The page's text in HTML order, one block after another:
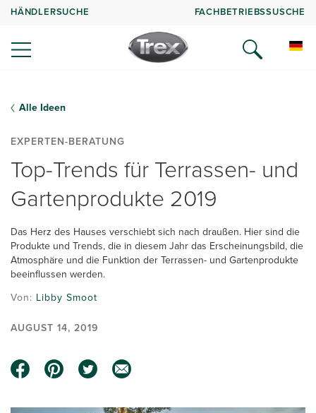
HÄNDLERSUCHE FACHBETRIEBSSUSCHE
Alle Ideen
EXPERTEN-BERATUNG
Top-Trends für Terrassen- und
Gartenprodukte 2019
Das Herz des Hauses verschiebt sich nach draußen. Hier sind die
Produkte und Trends, die in diesem Jahr das Erscheinungsbild, die
Atmosphäre und die Funktion der Terrassen- und Gartenprodukte
beeinflussen werden.
Von: Libby Smoot
AUGUST 14, 2019